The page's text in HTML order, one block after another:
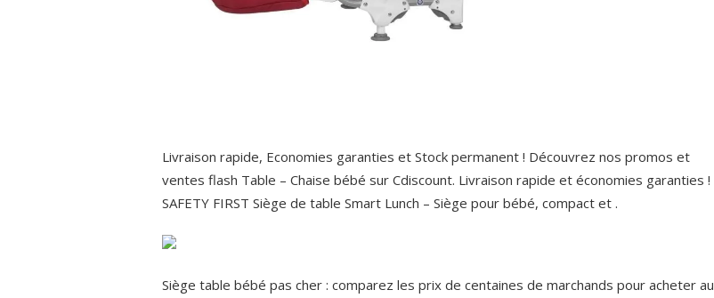
Livraison rapide, Economies garanties et Stock permanent ! Découvrez nos promos et
ventes flash Table – Chaise bébé sur Cdiscount. Livraison rapide et économies garanties !
SAFETY FIRST Siège de table Smart Lunch – Siège pour bébé, compact et .
Siège table bébé pas cher : comparez les prix de centaines de marchands pour acheter au